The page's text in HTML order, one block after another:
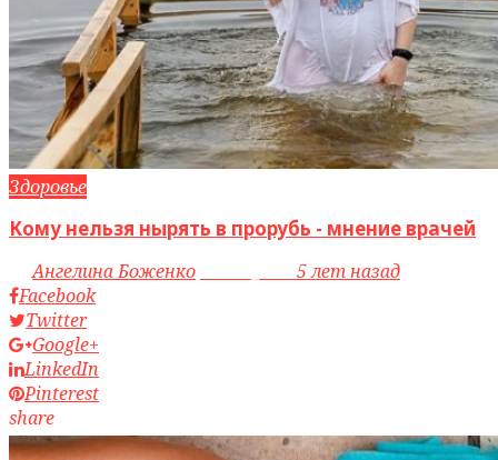
Здоровье
Кому нельзя нырять в прорубь - мнение врачей
byАнгелина Боженко
5 лет назад
Facebook
Twitter
Google+
LinkedIn
Pinterest
share